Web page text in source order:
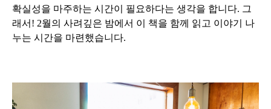
확실성을 마주하는 시간이 필요하다는 생각을 합니다. 그
래서! 2월의 사려깊은 밤에서 이 책을 함께 읽고 이야기 나
누는 시간을 마련했습니다.